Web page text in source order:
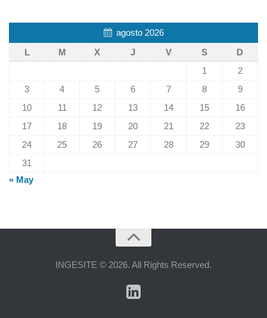
agosto 2026
L
M X J V S
D
1
2
3
4 5 6 7 8
9
10
11 12 13 14 15
16
17
18 19 20 21 22
23
24
25 26 27 28 29
30
31
« May
INGESITE © 2026. All Rights Reserved.